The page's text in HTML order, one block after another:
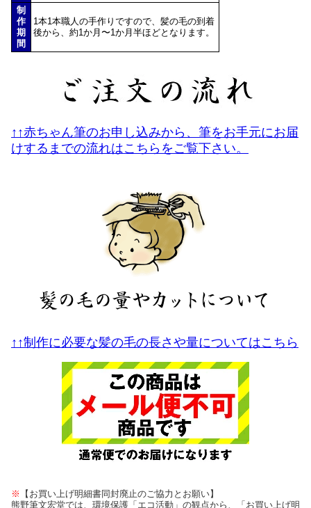
制
作
期
間
1本1本職人の手作りですので、髪の毛の到着
後から、約1か月〜1か月半ほどとなります。
↑↑赤ちゃん筆のお申し込みから、筆をお手元にお届
けするまでの流れはこちらをご覧下さい。
↑↑制作に必要な髪の毛の長さや量についてはこちら
※
【お買い上げ明細書同封廃止のご協力とお願い】
熊野筆文宏堂では、環境保護「エコ活動」の観点から、「お買い上げ明